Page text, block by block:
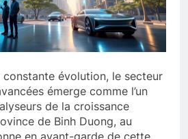
constante évolution, le secteur
émerge comme l’un
de la croissance
de Binh Duong, au